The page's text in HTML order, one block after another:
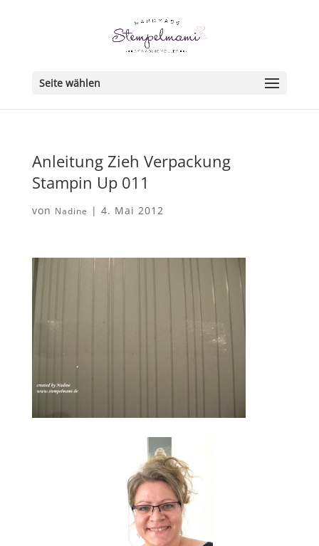
Seite wählen
Anleitung Zieh Verpackung
Stampin Up 011
von Nadine | 4. Mai 2012